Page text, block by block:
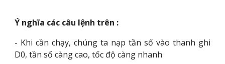
Ý nghĩa các câu lệnh trên :
- Khi cần chạy, chúng ta nạp tần số vào thanh ghi
D0, tần số càng cao, tốc độ càng nhanh